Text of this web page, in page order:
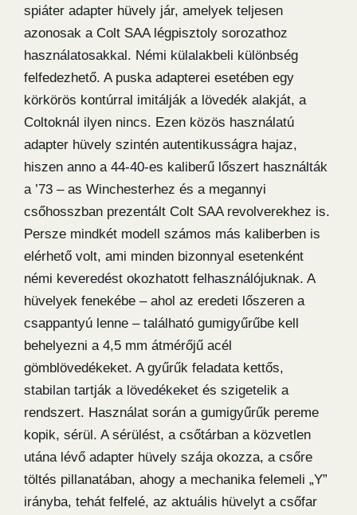
spiáter adapter hüvely jár, amelyek teljesen
azonosak a Colt SAA légpisztoly sorozathoz
használatosakkal. Némi külalakbeli különbség
felfedezhető. A puska adapterei esetében egy
körkörös kontúrral imitálják a lövedék alakját, a
Coltoknál ilyen nincs. Ezen közös használatú
adapter hüvely szintén autentikusságra hajaz,
hiszen anno a 44-40-es kaliberű lőszert használták
a ’73 – as Winchesterhez és a megannyi
csőhosszban prezentált Colt SAA revolverekhez is.
Persze mindkét modell számos más kaliberben is
elérhető volt, ami minden bizonnyal esetenként
némi keveredést okozhatott felhasználójuknak. A
hüvelyek fenekébe – ahol az eredeti lőszeren a
csappantyú lenne – található gumigyűrűbe kell
behelyezni a 4,5 mm átmérőjű acél
gömblövedékeket. A gyűrűk feladata kettős,
stabilan tartják a lövedékeket és szigetelik a
rendszert. Használat során a gumigyűrűk pereme
kopik, sérül. A sérülést, a csőtárban a közvetlen
utána lévő adapter hüvely szája okozza, a csőre
töltés pillanatában, ahogy a mechanika felemeli „Y”
irányba, tehát felfelé, az aktuális hüvelyt a csőfar